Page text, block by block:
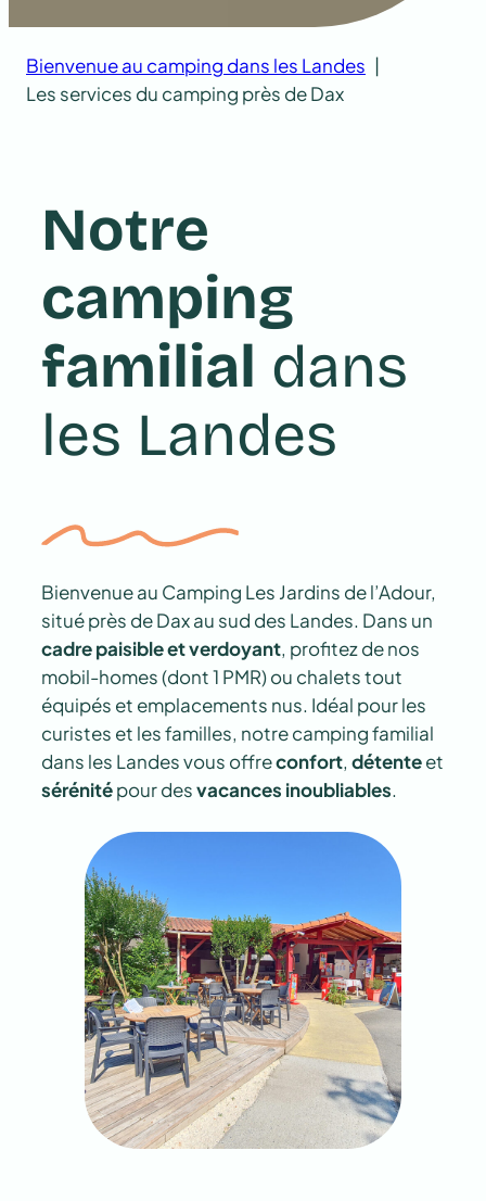
Bienvenue au camping dans les Landes
Les services du camping près de Dax
Notre
camping
familial dans
les Landes
Bienvenue au Camping Les Jardins de l’Adour,
situé près de Dax au sud des Landes. Dans un
cadre paisible et verdoyant, profitez de nos
mobil-homes (dont 1 PMR) ou chalets tout
équipés et emplacements nus. Idéal pour les
curistes et les familles, notre camping familial
dans les Landes vous offreconfort, détenteet
sérénitépour desvacances inoubliables.